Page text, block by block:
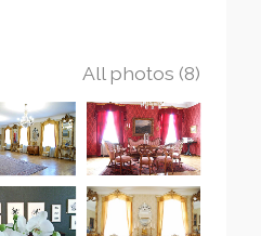
All photos (8)